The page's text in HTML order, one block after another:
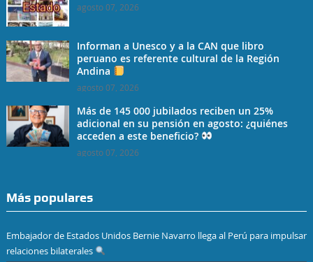
agosto 07, 2026
Informan a Unesco y a la CAN que libro
peruano es referente cultural de la Región
Andina
agosto 07, 2026
Más de 145 000 jubilados reciben un 25%
adicional en su pensión en agosto: ¿quiénes
acceden a este beneficio?
agosto 07, 2026
Más populares
Embajador de Estados Unidos Bernie Navarro llega al Perú para impulsar
relaciones bilaterales